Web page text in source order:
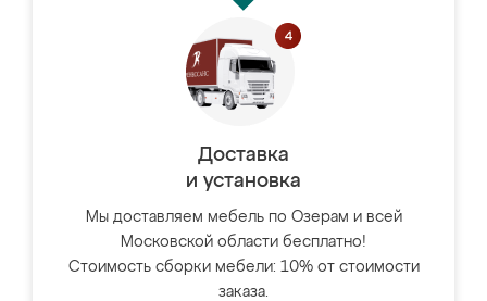
Доставка
и установка
Мы доставляем мебель по Озерам и всей
Московской области бесплатно!
Стоимость сборки мебели: 10% от стоимости
заказа.